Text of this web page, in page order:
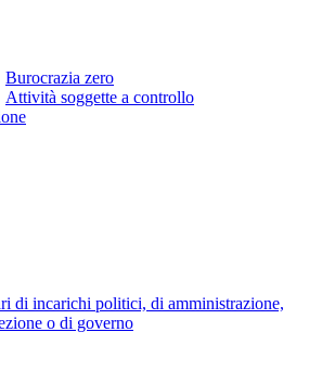
Burocrazia zero
Attività soggette a controllo
di incarichi politici, di amministrazione,
o di governo